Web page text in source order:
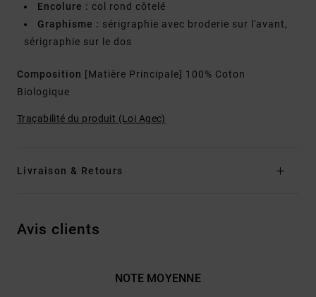
Encolure : col rond côtelé
Graphisme : sérigraphie avec broderie sur l'avant,
sérigraphie sur le dos
Composition [Matière Principale] 100% Coton
Biologique
Traçabilité du produit (Loi Agec)
Livraison & Retours
Avis clients
NOTE MOYENNE